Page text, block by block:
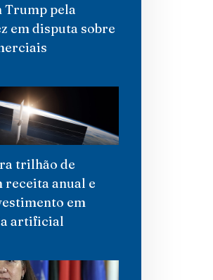
Trump pela
em disputa sobre
trilhão de
receita anual e
em
artificial